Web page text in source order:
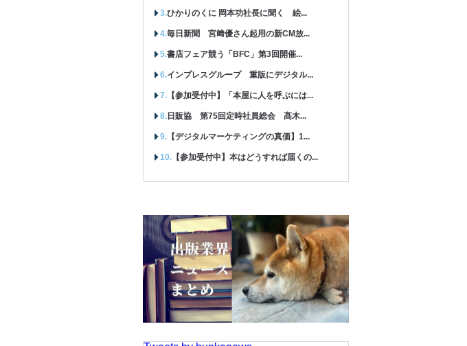
ひかりのくに 岡本功社長に聞く 絵...
毎日新聞 宮﨑優さん起用の新CM放...
書店フェア競う「BFC」第3回開催...
インプレスグループ 重版にデジタル...
【参加受付中】「本屋に人を呼ぶには...
日販協 第75回定時社員総会 髙木...
【デジタルマーケティングの真価】1...
【参加受付中】本はどうすれば届くの...